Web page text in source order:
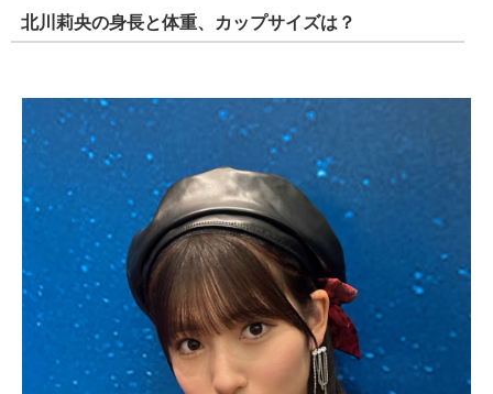
していて、最近は成長による顔の変化もあってか、二重がよ
りハッキリしています。
今日は朝起きたらいつも奥二重の私が二重になっていまし
た！！！笑多分たくさん寝たからかな？？普段は時間が経
てば直るのですが、今日はずっと二重のまま！！びっく
り！！だから顔がめちゃくちゃ可愛かった
出典：
私の目で二重が生活してた 北川莉央 | モーニング娘。’25 15期オフィシャ
ルブログ Powered by Ameba
北川莉央の身長と体重、カップサイズは？